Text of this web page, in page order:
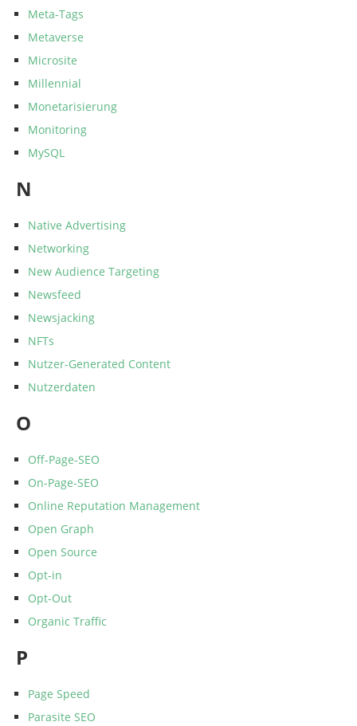
Meta-Tags
Metaverse
Microsite
Millennial
Monetarisierung
Monitoring
MySQL
N
Native Advertising
Networking
New Audience Targeting
Newsfeed
Newsjacking
NFTs
Nutzer-Generated Content
Nutzerdaten
O
Off-Page-SEO
On-Page-SEO
Online Reputation Management
Open Graph
Open Source
Opt-in
Opt-Out
Organic Traffic
P
Page Speed
Parasite SEO